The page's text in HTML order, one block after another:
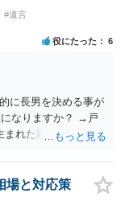
，不動産等の有無
相続税の申告の準
遺産分割協議をする
談することもよろ
#遺言
役にたった 6
に長男を決める事が
なりますか？ →戸
まれた順ですから、
容が最優先にされる
式を守っている限り
的に優位になれそ
場と対応策